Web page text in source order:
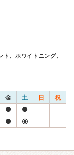
、ホワイトニング、
金 土 日 祝